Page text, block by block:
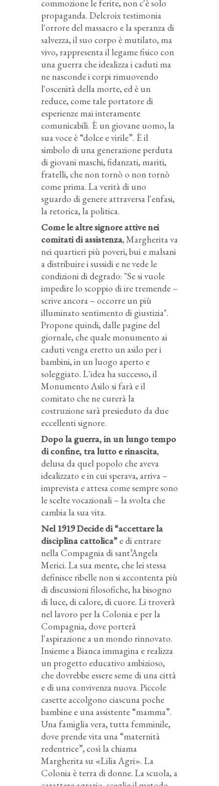
commozione le ferite, non c'è solo
propaganda. Delcroix testimonia
l'orrore del massacro e la speranza di
salvezza, il suo corpo è mutilato, ma
vivo, rappresenta il legame fisico con
una guerra che idealizza i caduti ma
ne nasconde i corpi rimuovendo
l'oscenità della morte, ed è un
reduce, come tale portatore di
esperienze mai interamente
comunicabili. È un giovane uomo, la
sua voce è “dolce e virile”. È il
simbolo di una generazione perduta
di giovani maschi, fidanzati, mariti,
fratelli, che non tornò o non tornò
come prima. La verità di uno
sguardo di genere attraversa l'enfasi,
la retorica, la politica.
Come le altre signore attive nei
comitati di assistenza, Margherita va
nei quartieri più poveri, bui e malsani
a distribuire i sussidi e ne vede le
condizioni di degrado: "Se si vuole
impedire lo scoppio di ire tremende –
scrive ancora – occorre un più
illuminato sentimento di giustizia".
Propone quindi, dalle pagine del
giornale, che quale monumento ai
caduti venga eretto un asilo per i
bambini, in un luogo aperto e
soleggiato. L'idea ha successo, il
Monumento Asilo si farà e il
comitato che ne curerà la
costruzione sarà presieduto da due
eccellenti signore.
Dopo la guerra, in un lungo tempo
di confine, tra lutto e rinascita,
delusa da quel popolo che aveva
idealizzato e in cui sperava, arriva –
imprevista e attesa come sempre sono
le scelte vocazionali – la svolta che
cambia la sua vita.
Nel 1919 Decide di “accettare la
disciplina cattolica” e di entrare
nella Compagnia di sant’Angela
Merici. La sua mente, che lei stessa
definisce ribelle non si accontenta più
di discussioni filosofiche, ha bisogno
di luce, di calore, di cuore. Li troverà
nel lavoro per la Colonia e per la
Compagnia, dove porterà
l'aspirazione a un mondo rinnovato.
Insieme a Bianca immagina e realizza
un progetto educativo ambizioso,
che dovrebbe essere seme di una città
e di una convivenza nuova. Piccole
casette accolgono ciascuna poche
bambine e una assistente “mamma”.
Una famiglia vera, tutta femminile,
dove prende vita una “maternità
redentrice”, così la chiama
Margherita su «Lilia Agri». La
Colonia è terra di donne. La scuola, a